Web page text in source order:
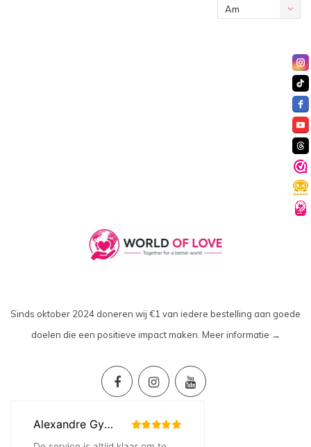
Am
Sinds oktober 2024 doneren wij €1 van iedere bestelling aan goede
doelen die een positieve impact maken. Meer informatie →